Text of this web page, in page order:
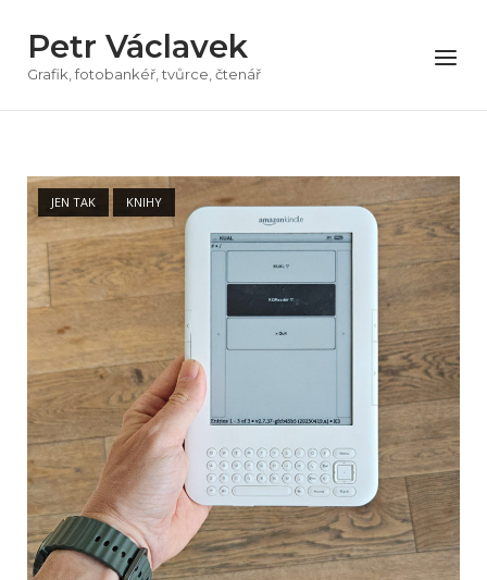
obsah
Petr Václavek
Grafik, fotobankéř, tvůrce, čtenář
Menu
JEN TAK KNIHY
Open post